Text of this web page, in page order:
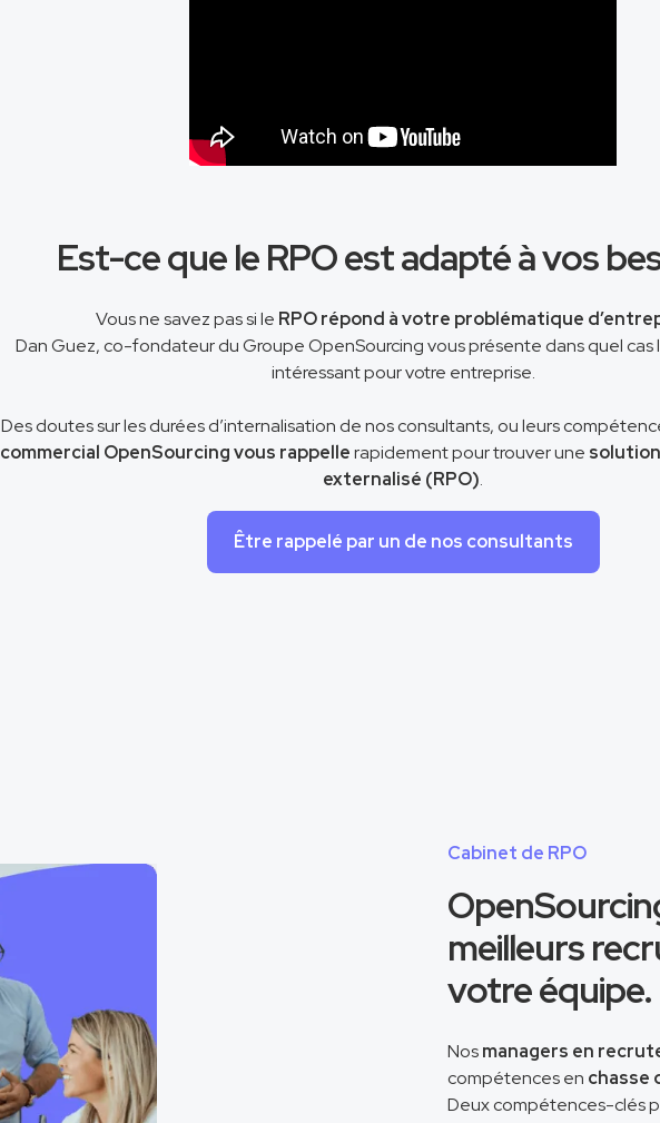
Est-ce que le RPO est adapté à vos
Vous ne savez pas si le RPO répond à votre problématique
Dan Guez, co-fondateur du Groupe OpenSourcing vous présente dans quel cas
intéressant pour votre entreprise.
Des doutes sur les durées d’internalisation de nos consultants, ou leurs
commercial OpenSourcing vous rappellerapidement pour trouver une
externalisé (RPO).
Être rappelé par un de nos consultants
Cabinet de RPO
meilleurs
votre équipe.
Nosmanagers en
compétences en chasse
Deux compétences-clés